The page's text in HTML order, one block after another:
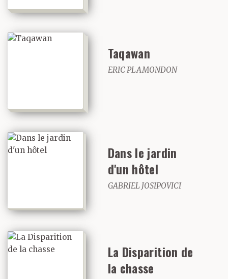
Taqawan
ERIC PLAMONDON
Dans le jardin
d'un hôtel
GABRIEL JOSIPOVICI
La Disparition de
la chasse